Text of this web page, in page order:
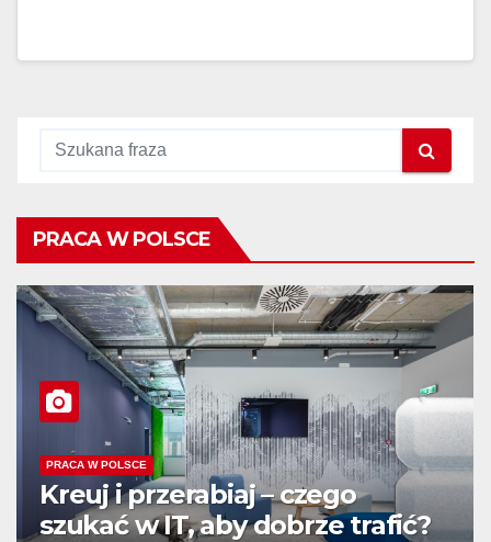
PRACA W POLSCE
PRACA W POLSCE
Kreuj i przerabiaj – czego
szukać w IT, aby dobrze trafić?